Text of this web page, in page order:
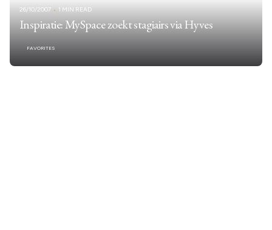
26/10/2007 1 MIN READ
Inspiratie: MySpace zoekt stagiairs via Hyves
FAVORITES